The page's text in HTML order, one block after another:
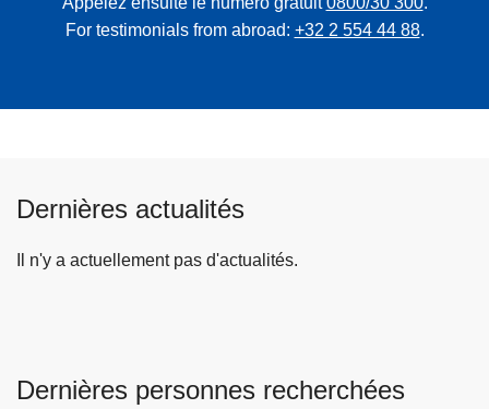
For testimonials from abroad: +32 2 554 44 88.
Dernières actualités
Il n'y a actuellement pas d'actualités.
Dernières personnes recherchées